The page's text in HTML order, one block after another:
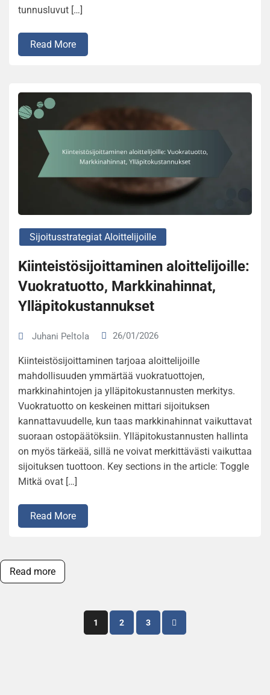
tunnusluvut […]
Read More
Sijoitusstrategiat Aloittelijoille
Kiinteistösijoittaminen aloittelijoille:
Vuokratuotto, Markkinahinnat,
Ylläpitokustannukset
Juhani Peltola 26/01/2026
Kiinteistösijoittaminen tarjoaa aloittelijoille
mahdollisuuden ymmärtää vuokratuottojen,
markkinahintojen ja ylläpitokustannusten merkitys.
Vuokratuotto on keskeinen mittari sijoituksen
kannattavuudelle, kun taas markkinahinnat vaikuttavat
suoraan ostopäätöksiin. Ylläpitokustannusten hallinta
on myös tärkeää, sillä ne voivat merkittävästi vaikuttaa
sijoituksen tuottoon. Key sections in the article: Toggle
Mitkä ovat […]
Read More
Read more
Posts
1 2 3